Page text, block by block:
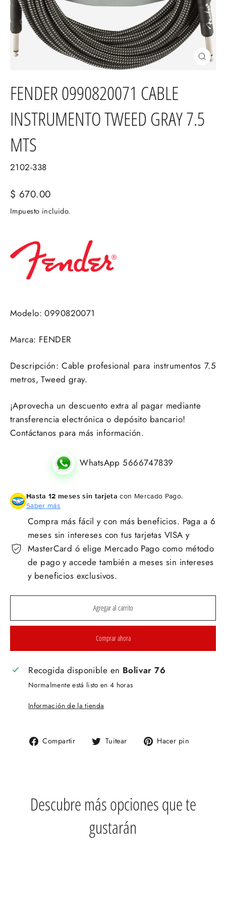
Cerrar
FENDER 0990820071 CABLE
INSTRUMENTO TWEED GRAY 7.5
MTS
2102-338
Precio
habitual
$ 670.00
Impuesto incluido.
Modelo: 0990820071
Marca: FENDER
Descripción: Cable profesional para instrumentos 7.5
metros, Tweed gray.
¡Aprovecha un descuento extra al pagar mediante
transferencia electrónica o depósito bancario!
Contáctanos para más información.
WhatsApp 5666747839
Hasta 12 meses sin tarjeta con Mercado Pago.
Saber más
Compra más fácil y con más beneficios. Paga a 6
meses sin intereses con tus tarjetas VISA y
MasterCard ó elige Mercado Pago como método
de pago y accede también a meses sin intereses
y beneficios exclusivos.
Agregar al carrito
Comprar ahora
Recogida disponible en Bolivar 76
Normalmente está listo en 4 horas
Información de la tienda
Compartir
Compartir
Tuitear
TuitearHacer pin
Descubre más opciones que te
gustarán